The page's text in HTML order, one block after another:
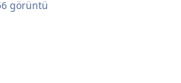
görüntü